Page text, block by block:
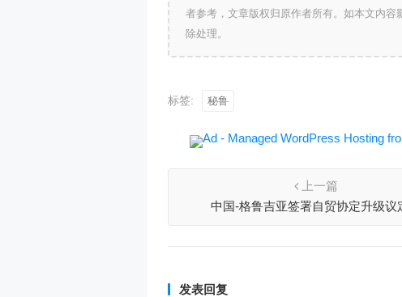
者参考，文章版权归原作者所有。如本文内
除处理。
标签: 秘鲁
上一篇
中国-格鲁吉亚签署自贸协定升级议
发表回复